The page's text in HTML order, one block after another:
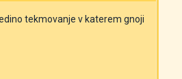
tekmovanje v katerem gnoji